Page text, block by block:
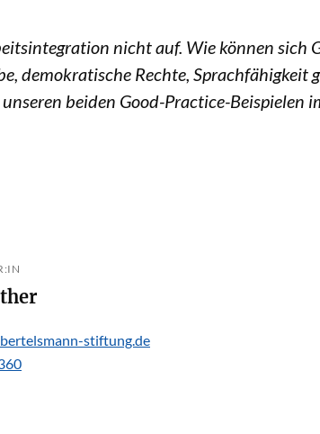
nicht auf. Wie können sich
demokratische Rechte, Sprachfähigkeit
beiden Good-Practice-Beispielen
stiftung.de